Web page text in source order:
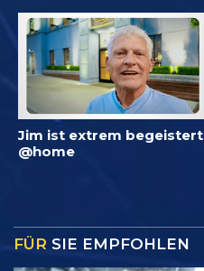
Jim ist extrem begeistert
@home
FÜR SIE EMPFOHLEN